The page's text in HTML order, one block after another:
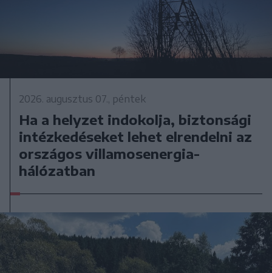
2026. augusztus 07., péntek
Ha a helyzet indokolja, biztonsági
intézkedéseket lehet elrendelni az
országos villamosenergia-
hálózatban